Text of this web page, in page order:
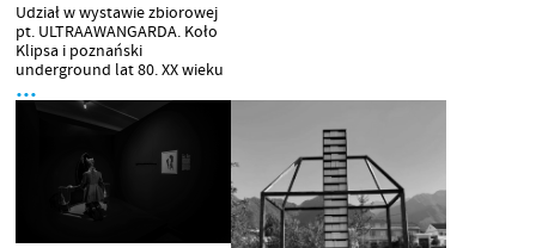
Udział w wystawie zbiorowej
pt. ULTRAAWANGARDA. Koło
Klipsa i poznański
underground lat 80. XX wieku
…